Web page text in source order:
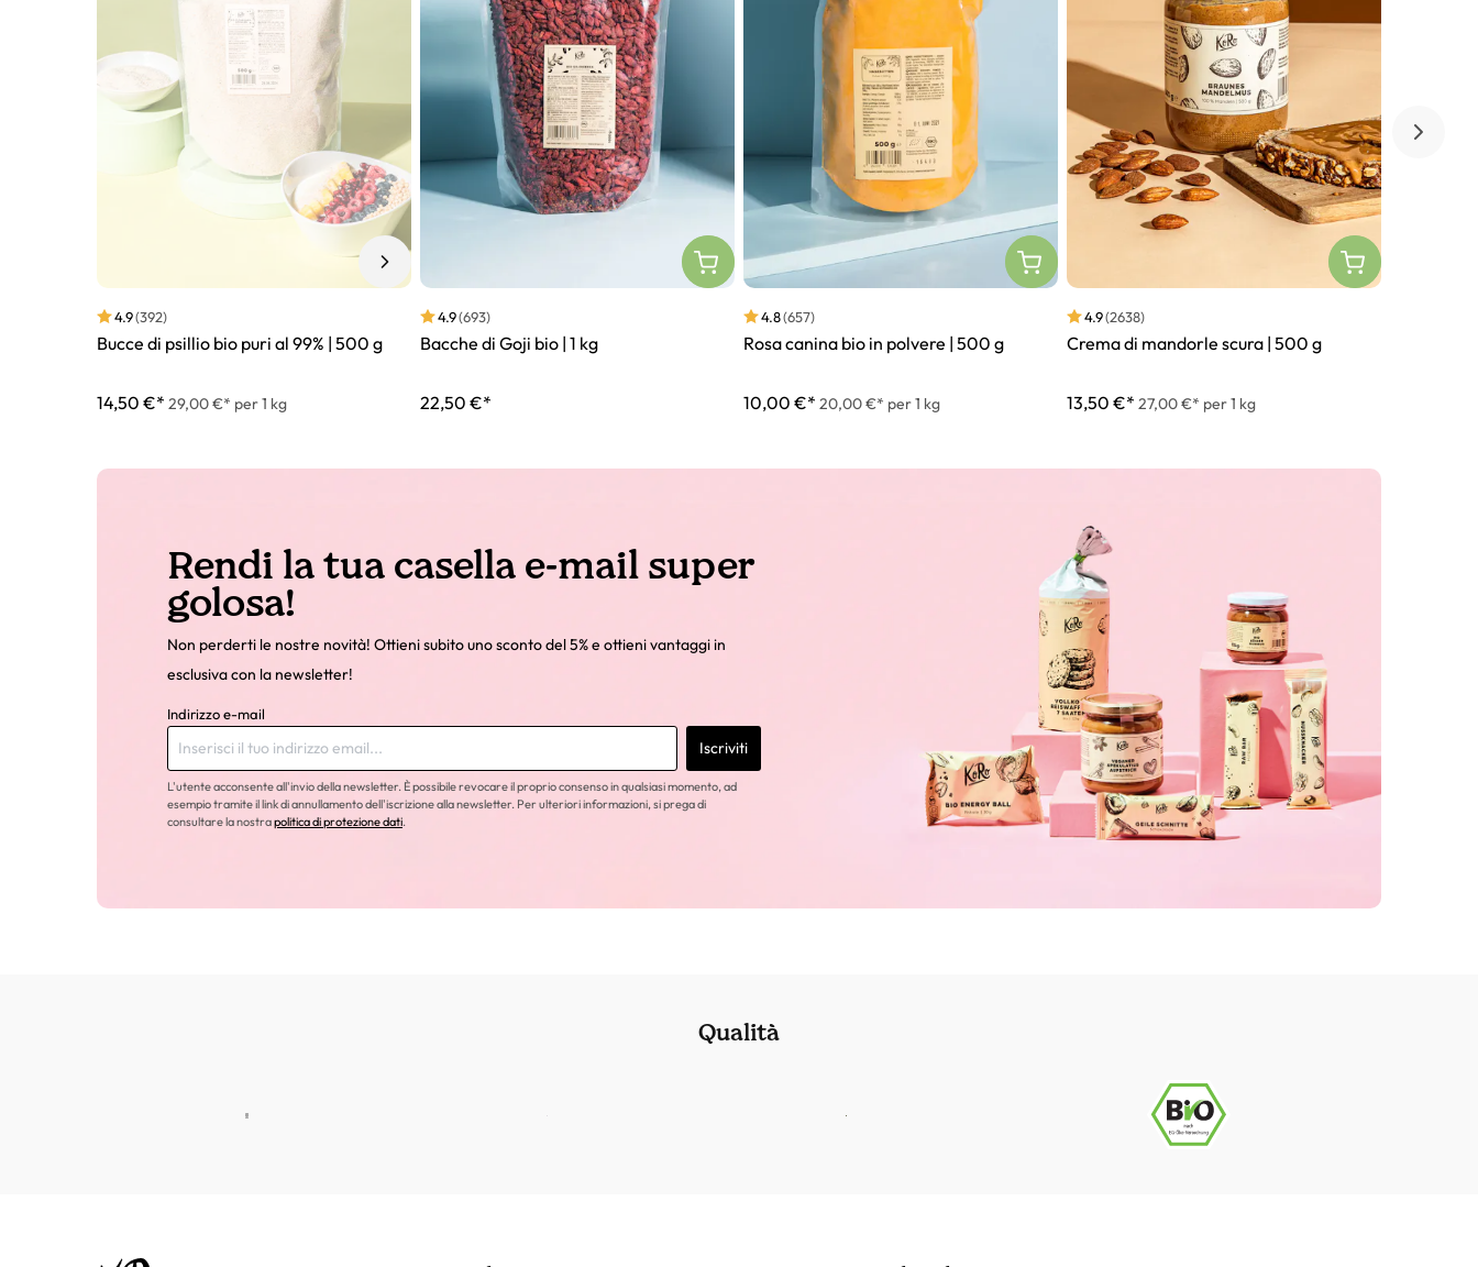
4.9(392)
Bucce di psillio bio puri al 99% | 500 g
14,50 €* 29,00 €* per 1 kg
4.9(693)
Bacche di Goji bio | 1 kg
22,50 €*
4.8(657)
Rosa canina bio in polvere | 500 g
10,00 €* 20,00 €* per 1 kg
4.9(2638)
Crema di mandorle scura | 500 g
13,50 €* 27,00 €* per 1 kg
Rendi la tua casella e-mail super
golosa!
Non perderti le nostre novità! Ottieni subito uno sconto del 5% e ottieni vantaggi in
esclusiva con la newsletter!
Indirizzo e-mail
Iscriviti
L'utente acconsente all'invio della newsletter. È possibile revocare il proprio consenso in qualsiasi momento, ad
esempio tramite il link di annullamento dell'iscrizione alla newsletter. Per ulteriori informazioni, si prega di
consultare la nostrapolitica di protezione dati.
Qualità